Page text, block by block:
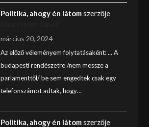
Politika, ahogy én látom szerzője
március 20, 2024
Az előző véleményem folytatásaként: ... A
budapesti rendészetre /nem messze a
parlamenttől/ be sem engedtek csak egy
telefonszámot adtak, hogy…
Politika, ahogy én látom szerzője